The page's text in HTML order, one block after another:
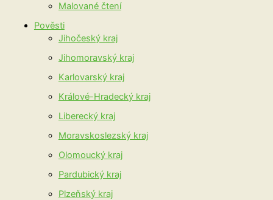
Malované čtení
Pověsti
Jihočeský kraj
Jihomoravský kraj
Karlovarský kraj
Králové-Hradecký kraj
Liberecký kraj
Moravskoslezský kraj
Olomoucký kraj
Pardubický kraj
Plzeňský kraj